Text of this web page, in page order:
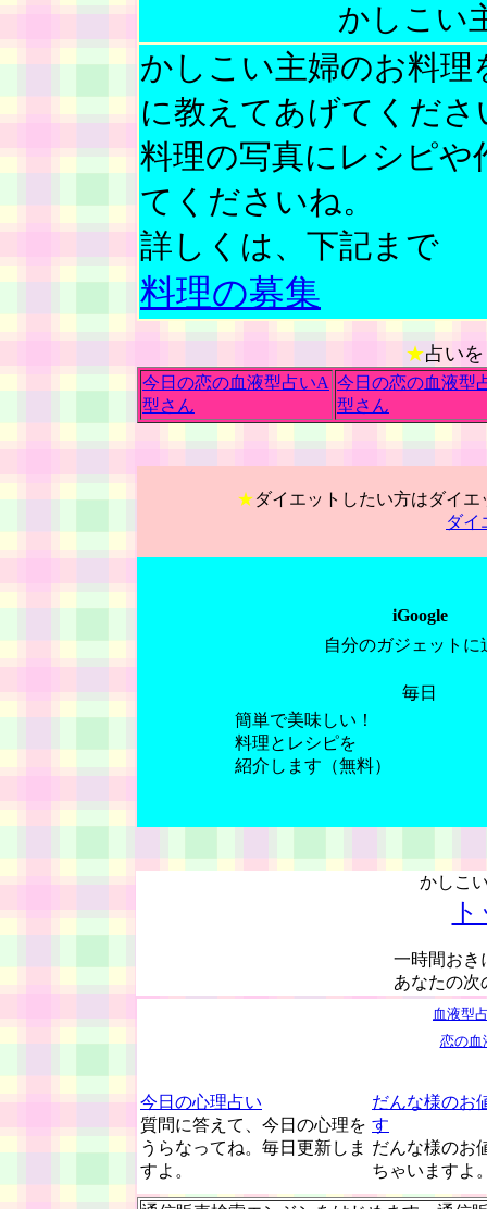
かしこい
かしこい主婦のお料
に教えてあげてくだ
料理の写真にレシピ
てくださいね。
詳しくは、下記まで
料理の募集
★占い
今日の恋の血液型占いA
型さん
今日の恋の血液型
型さん
★ダイエットしたい方はダイ
ダイ
iGoogle
自分のガジェットに
毎日
簡単で美味しい！
料理とレシピを
紹介します（無料）
かしこ
一時間おき
あなたの次
血液型
恋の血
今日の心理占い
質問に答えて、今日の心理を
うらなってね。毎日更新しま
すよ。
だんな様のお
す
だんな様のお
ちゃいますよ